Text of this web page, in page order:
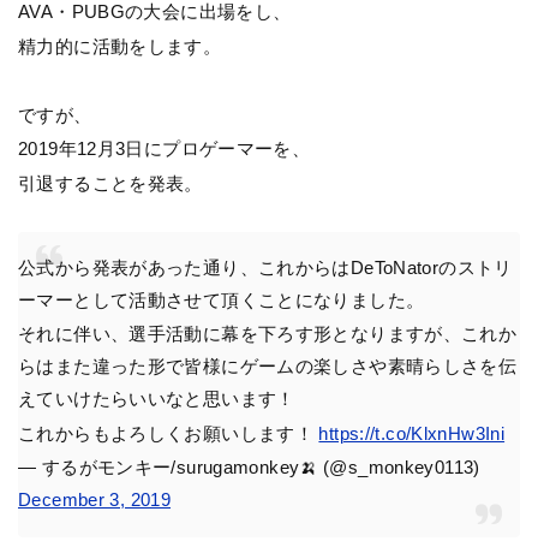
AVA・PUBGの大会に出場をし、
精力的に活動をします。
ですが、
2019年12月3日にプロゲーマーを、
引退することを発表。
公式から発表があった通り、これからはDeToNatorのストリ
ーマーとして活動させて頂くことになりました。
それに伴い、選手活動に幕を下ろす形となりますが、これか
らはまた違った形で皆様にゲームの楽しさや素晴らしさを伝
えていけたらいいなと思います！
これからもよろしくお願いします！ https://t.co/KlxnHw3Ini
— するがモンキー/surugamonkey🍌 (@s_monkey0113)
December 3, 2019